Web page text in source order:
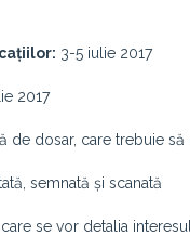
3-5 iulie 2017
2017
de dosar, care trebuie să
semnată și scanată
se vor detalia